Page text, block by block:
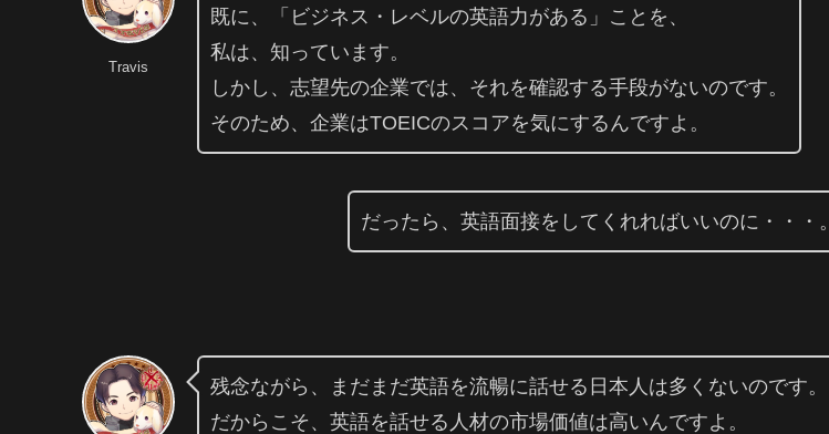
Travis
既に、「ビジネス・レベルの英語力がある」ことを、
私は、知っています。
しかし、志望先の企業では、それを確認する手段がないのです。
そのため、企業はTOEICのスコアを気にするんですよ。
だったら、英語面接をしてくれればいいのに・・・。
残念ながら、まだまだ英語を流暢に話せる日本人は多くないのです。
だからこそ、英語を話せる人材の市場価値は高いんですよ。